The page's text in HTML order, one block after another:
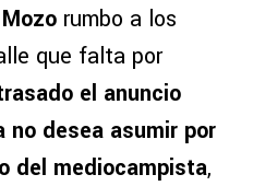
rumbo a los
que falta por
el anuncio
no desea asumir por
del mediocampista,